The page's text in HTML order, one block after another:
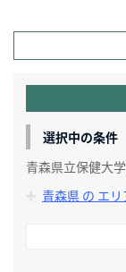
選択中の条件
青森県立保健大
青森県 の エ